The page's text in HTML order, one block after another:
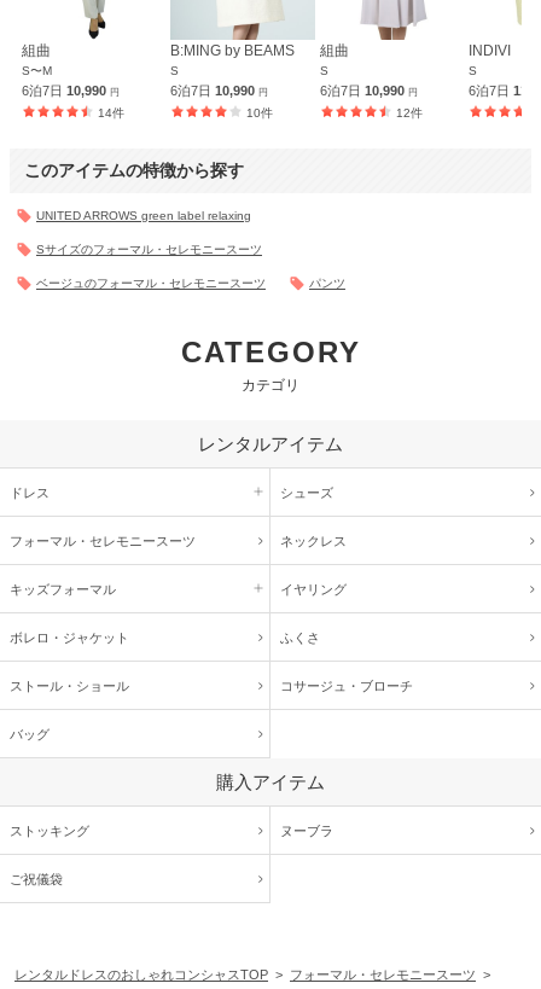
組曲
S〜M
6泊7日 10,990 円
14件
B:MING by BEAMS
S
6泊7日10,990円
10件
組曲
S
6泊7日 10,990 円
12件
INDIVI
S
6泊7日
このアイテムの特徴から探す
UNITED ARROWS green label relaxing
Sサイズのフォーマル・セレモニースーツ
ベージュのフォーマル・セレモニースーツ パンツ
CATEGORY
カテゴリ
レンタルアイテム
ドレス シューズ
フォーマル・ セレモニースーツ ネックレス
キッズフォーマル イヤリング
ボレロ・ジャケット ふくさ
ストール・ショール コサージュ・ ブローチ
バッグ
購入アイテム
ストッキング ヌーブラ
ご祝儀袋
レンタルドレスのおしゃれコンシャスTOP > フォーマル・セレモニースーツ >